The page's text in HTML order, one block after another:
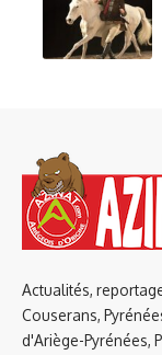
Actualités,
Couserans,
d'Ariège-Pyrénées,